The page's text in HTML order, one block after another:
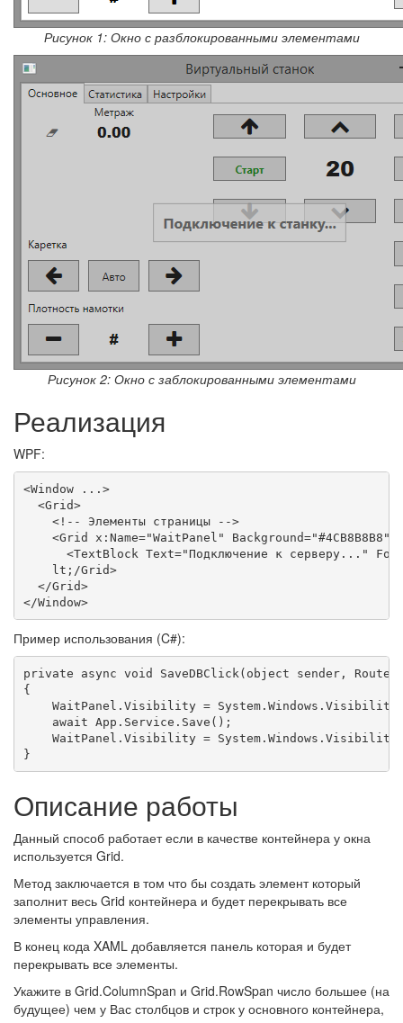
Рисунок 1: Окно с разблокированными элементами
Рисунок 2: Окно с заблокированными элементами
Реализация
WPF:
<Window ...>
<Grid>
<!-- Элементы страницы -->
<Grid x:Name="WaitPanel" Background="#4CB8B8B8"
<TextBlock Text="Подключение к серверу..."
lt;/Grid>
</Grid>
</Window>
Пример использования (C#):
private async void SaveDBClick(object sender,
{
WaitPanel.Visibility =
await App.Service.Save();
WaitPanel.Visibility =
Описание работы
Данный способ работает если в качестве контейнера у окна
используется Grid.
Метод заключается в том что бы создать элемент который
заполнит весь Grid контейнера и будет перекрывать все
элементы управления.
В конец кода XAML добавляется панель которая и будет
перекрывать все элементы.
Укажите в Grid.ColumnSpan и Grid.RowSpan число большее (на
будущее) чем у Вас столбцов и строк у основного контейнера,